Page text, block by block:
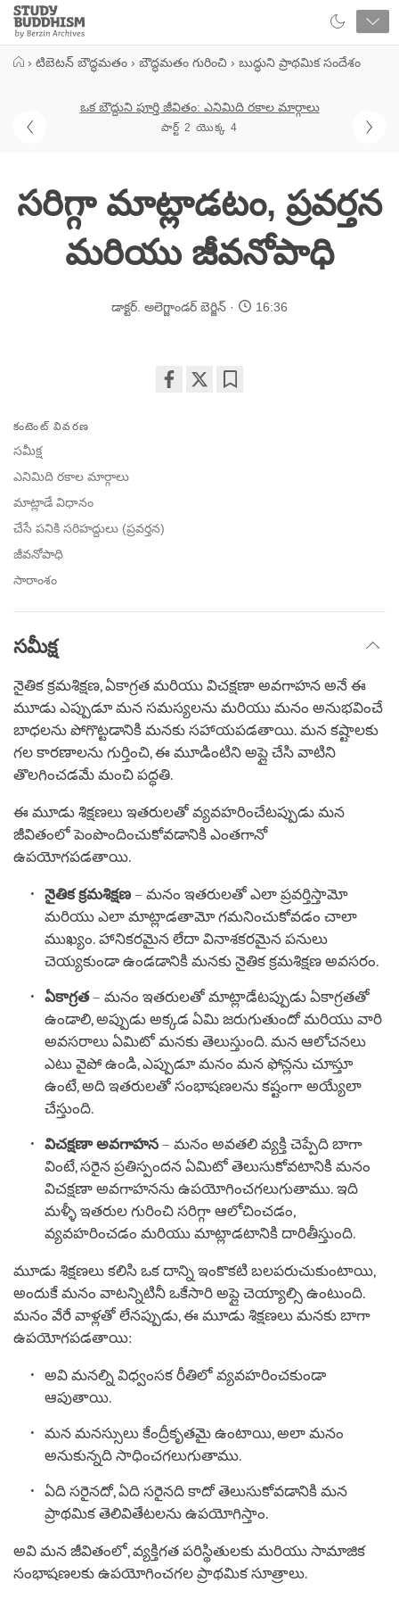
Close
Study
Buddhism
› టిబెటన్ బౌద్ధమతం › బౌద్ధమతం గురించి › బుద్ధుని ప్రాథమిక సందేశం
ఒక బౌద్దుని పూర్తి జీవితం: ఎనిమిది రకాల మార్గాలు
పార్ట్ 2 యొక్క 4
సరిగ్గా మాట్లాడటం, ప్రవర్తన
మరియు జీవనోపాధి
డాక్టర్. అలెగ్జాండర్ బెర్జిన్ 16:36
కంటెంట్ వివరణ
సమీక్ష
ఎనిమిది రకాల మార్గాలు
మాట్లాడే విధానం
చేసే పనికి సరిహద్దులు (ప్రవర్తన)
జీవనోపాధి
సారాంశం
సమీక్ష
నైతిక క్రమశిక్షణ, ఏకాగ్రత మరియు విచక్షణా అవగాహన అనే ఈ
మూడు ఎప్పుడూ మన సమస్యలను మరియు మనం అనుభవించే
బాధలను పోగొట్టడానికి మనకు సహాయపడతాయి. మన కష్టాలకు
గల కారణాలను గుర్తించి, ఈ మూడింటిని అప్లై చేసి వాటిని
తొలగించడమే మంచి పద్ధతి.
ఈ మూడు శిక్షణలు ఇతరులతో వ్యవహరించేటప్పుడు మన
జీవితంలో పెంపొందించుకోవడానికి ఎంతగానో
ఉపయోగపడతాయి.
నైతిక క్రమశిక్షణ– మనం ఇతరులతో ఎలా ప్రవర్తిస్తామో
మరియు ఎలా మాట్లాడతామో గమనించుకోవడం చాలా
ముఖ్యం. హానికరమైన లేదా వినాశకరమైన పనులు
చెయ్యకుండా ఉండడానికి మనకు నైతిక క్రమశిక్షణ అవసరం.
ఏకాగ్రత– మనం ఇతరులతో మాట్లాడేటప్పుడు ఏకాగ్రతతో
ఉండాలి, అప్పుడు అక్కడ ఏమి జరుగుతుందో మరియు వారి
అవసరాలు ఏమిటో మనకు తెలుస్తుంది. మన ఆలోచనలు
ఎటు వైపో ఉండి, ఎప్పుడూ మనం మన ఫోన్లను చూస్తూ
ఉంటే, అది ఇతరులతో సంభాషణలను కష్టంగా అయ్యేలా
చేస్తుంది.
విచక్షణా అవగాహన – మనం అవతలి వ్యక్తి చెప్పేది బాగా
వింటే, సరైన ప్రతిస్పందన ఏమిటో తెలుసుకోవటానికి మనం
విచక్షణా అవగాహనను ఉపయోగించగలుగుతాము. ఇది
మళ్ళీ ఇతరుల గురించి సరిగ్గా ఆలోచించడం,
వ్యవహరించడం మరియు మాట్లాడటానికి దారితీస్తుంది.
మూడు శిక్షణలు కలిసి ఒక దాన్ని ఇంకొకటి బలపరుచుకుంటాయి,
అందుకే మనం వాటన్నిటినీ ఒకేసారి అప్లై చెయ్యాల్సి ఉంటుంది.
మనం వేరే వాళ్లతో లేనప్పుడు, ఈ మూడు శిక్షణలు మనకు బాగా
ఉపయోగపడతాయి:
అవి మనల్ని విధ్వంసక రీతిలో వ్యవహరించకుండా
ఆపుతాయి.
మన మనస్సులు కేంద్రీకృతమై ఉంటాయి, అలా మనం
అనుకున్నది సాధించగలుగుతాము.
ఏది సరైనదో, ఏది సరైనది కాదో తెలుసుకోవడానికి మన
ప్రాథమిక తెలివితేటలను ఉపయోగిస్తాం.
అవి మన జీవితంలో, వ్యక్తిగత పరిస్థితులకు మరియు సామాజిక
సంభాషణలకు ఉపయోగించగల ప్రాథమిక సూత్రాలు.